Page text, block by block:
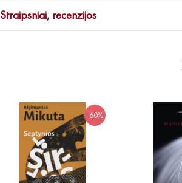
Straipsniai, recenzijos
-60%